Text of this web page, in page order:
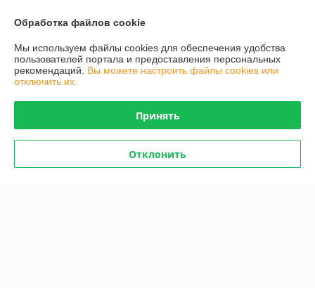
Политика обработки cookies
Сайт создан на платформе Deal.by
Информация для покупателя
Обработка файлов cookie
Мы используем файлы cookies для обеспечения удобства
пользователей портала и предоставления персональных
рекомендаций. Вы можете настроить файлы cookies или
отключить их.
Принять
Отклонить